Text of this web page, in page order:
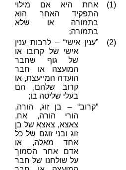
(1)
אחת היא אם מילוי
התפקיד האחר הוא
בתמורה או שלא
בתמורה;
(2)
”ענין אישי“ – לרבות ענין
אישי של קרובו או
של גוף שחבר
המועצה או חבר
הועדה המייעצת, או
קרוב שלהם, הם
בעלי שליטה בו;
”קרוב“ – בן זוג, הורה,
הורי הורה, אח,
צאצא, צאצא של בן
זוג ובני זוגם של כל
אחד מאלה, או
אדם אחר הסמוך
על שולחנו של חבר